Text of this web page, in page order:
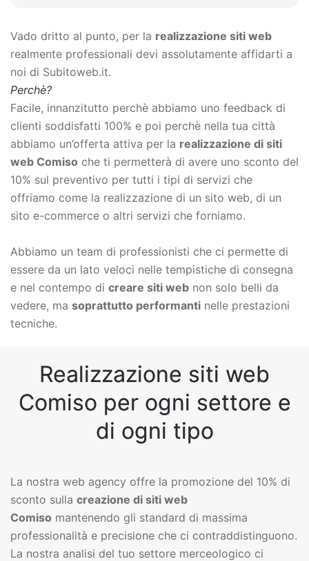
Vado dritto al punto, per la realizzazione siti web
realmente professionali devi assolutamente affidarti a
noi di Subitoweb.it.
Perchè?
Facile, innanzitutto perchè abbiamo uno feedback di
clienti soddisfatti 100% e poi perchè nella tua città
abbiamo un’offerta attiva per la realizzazione di siti
web Comiso che ti permetterà di avere uno sconto del
10% sul preventivo per tutti i tipi di servizi che
offriamo come la realizzazione di un sito web, di un
sito e-commerce o altri servizi che forniamo.
Abbiamo un team di professionisti che ci permette di
essere da un lato veloci nelle tempistiche di consegna
e nel contempo di creare siti web non solo belli da
vedere, ma soprattutto performanti nelle prestazioni
tecniche.
Realizzazione siti web
Comiso per ogni settore e
di ogni tipo
La nostra web agency offre la promozione del 10% di
sconto sulla creazione di siti web
Comiso mantenendo gli standard di massima
professionalità e precisione che ci contraddistinguono.
La nostra analisi del tuo settore merceologico ci